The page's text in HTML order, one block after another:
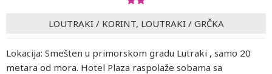
LOUTRAKI/ KORINT, LOUTRAKI/ GRČKA
Lokacija: Smešten u primorskom gradu Lutraki , samo 20
metara od mora. Hotel Plaza raspolaže sobama sa